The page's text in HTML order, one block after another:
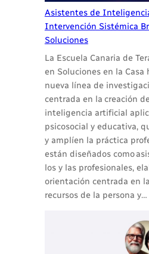
Asistentes de
Intervención Sistémica
Soluciones
La Escuela Canaria de
en Soluciones en la Casa
nueva línea de
centrada en la creación
inteligencia artificial
psicosocial y educativa,
y amplíen la práctica
están diseñados como
los y las profesionales,
orientación centrada en
recursos de la persona y…